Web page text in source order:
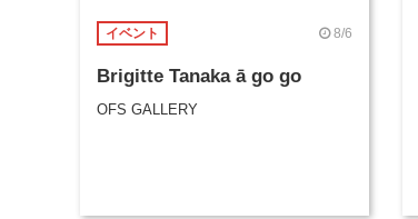
イベント 8/6
Brigitte Tanaka ā go go
OFS GALLERY